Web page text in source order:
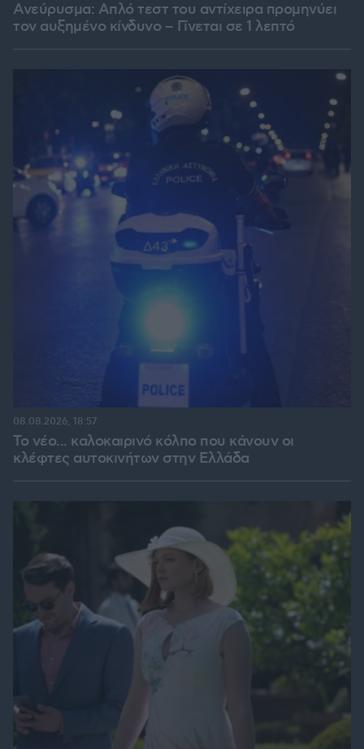
Ανεύρυσμα: Απλό τεστ του αντίχειρα προμηνύει
τον αυξημένο κίνδυνο – Γίνεται σε 1 λεπτό
Το νέο... καλοκαιρινό κόλπο που κάνουν οι
κλέφτες αυτοκινήτων στην Ελλάδα
08.08.2026, 18:57